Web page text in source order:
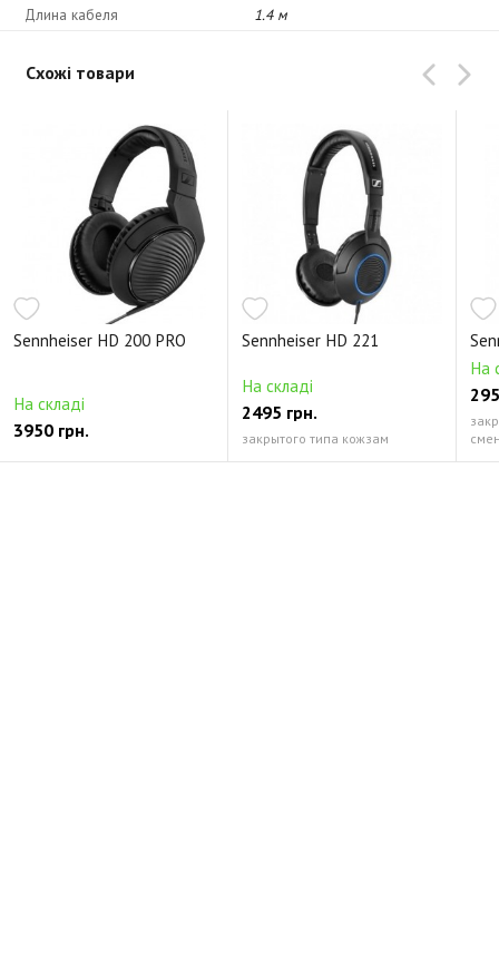
Длина кабеля
1.4 м
Схожі товари
Sennheiser HD 200 PRO
На складі
3950 грн.
Sennheiser HD 221
На складі
2495 грн.
закрытого типа кожзам
На